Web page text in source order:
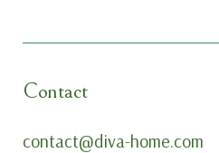
Contact
contact@diva-home.com